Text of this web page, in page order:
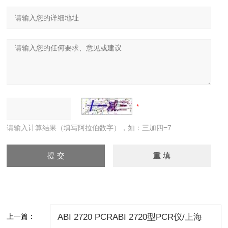
请输入计算结果（填写阿拉伯数字），如：三加四=7
上一篇： ABI 2720 PCRABI 2720型PCR仪/上海